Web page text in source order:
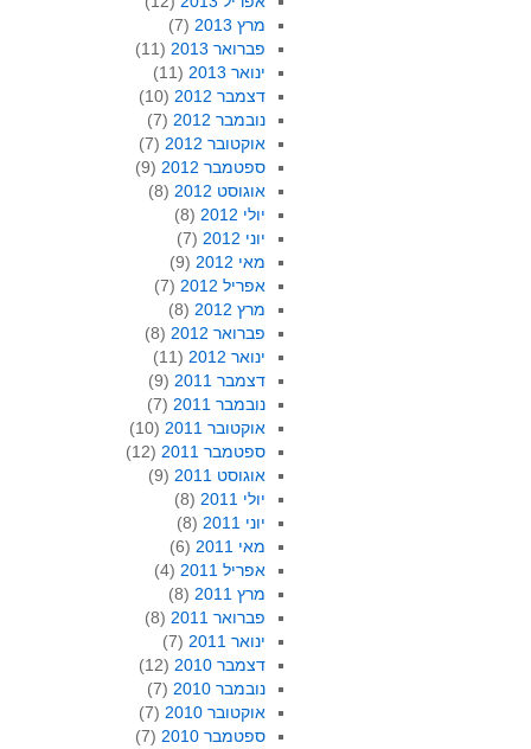
מרץ 2013
(7)
פברואר 2013
(11)
ינואר 2013
(11)
דצמבר 2012
(10)
נובמבר 2012
(7)
אוקטובר 2012
(7)
ספטמבר 2012
(9)
אוגוסט 2012
(8)
יולי 2012
(8)
יוני 2012
(7)
מאי 2012
(9)
אפריל 2012
(7)
מרץ 2012
(8)
פברואר 2012
(8)
ינואר 2012
(11)
דצמבר 2011
(9)
נובמבר 2011
(7)
אוקטובר 2011
(10)
ספטמבר 2011
(12)
אוגוסט 2011
(9)
יולי 2011
(8)
יוני 2011
(8)
מאי 2011
(6)
אפריל 2011
(4)
מרץ 2011
(8)
פברואר 2011
(8)
ינואר 2011
(7)
דצמבר 2010
(12)
נובמבר 2010
(7)
אוקטובר 2010
(7)
ספטמבר 2010
(7)